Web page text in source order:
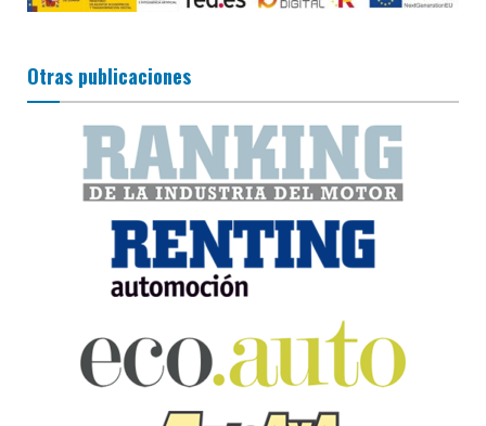
Otras publicaciones